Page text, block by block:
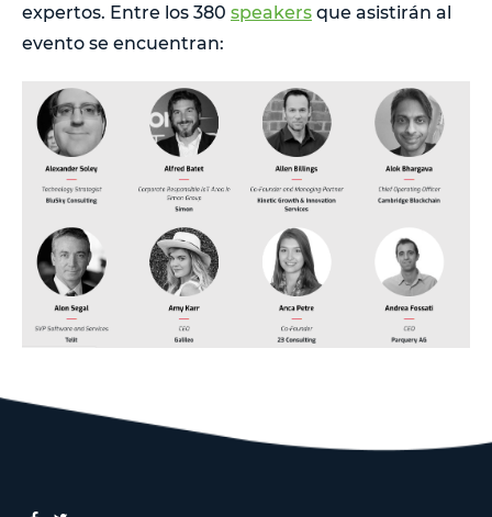
expertos. Entre los 380 speakers que asistirán al
evento se encuentran: